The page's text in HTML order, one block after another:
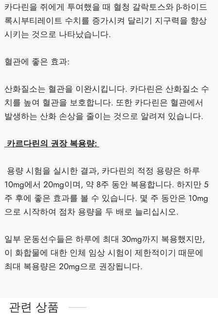
카다린을 쥐에게 투여했을 때 혈청 갈락토스와 β-하이드
록시부티레이트 수치를 증가시켜 달리기 지구력을 향상
시키는 것으로 나타났습니다.
혈관에 좋은 효과:
산화질소는 혈관을 이완시킵니다. 카다린은 산화질소 수
치를 높여 혈관을 보호합니다. 또한 카다린은 혈관에서
발생하는 산화 손상을 줄이는 것으로 알려져 있습니다.
카르다린의 권장 복용량:
용량 시험을 실시한 결과, 카다린의 적정 용량은 하루
10mg에서 20mg이며, 약 8주 동안 복용합니다. 하지만 5
주 후에 좋은 효과를 볼 수 있습니다. 몇 주 동안은 10mg
으로 시작하여 점차 용량을 두 배로 늘리십시오.
일부 운동선수들은 하루에 최대 30mg까지 복용했지만,
이 화합물에 대한 인체 임상 시험이 제한적이기 때문에
최대 복용량은 20mg으로 권장됩니다.
관련 상품